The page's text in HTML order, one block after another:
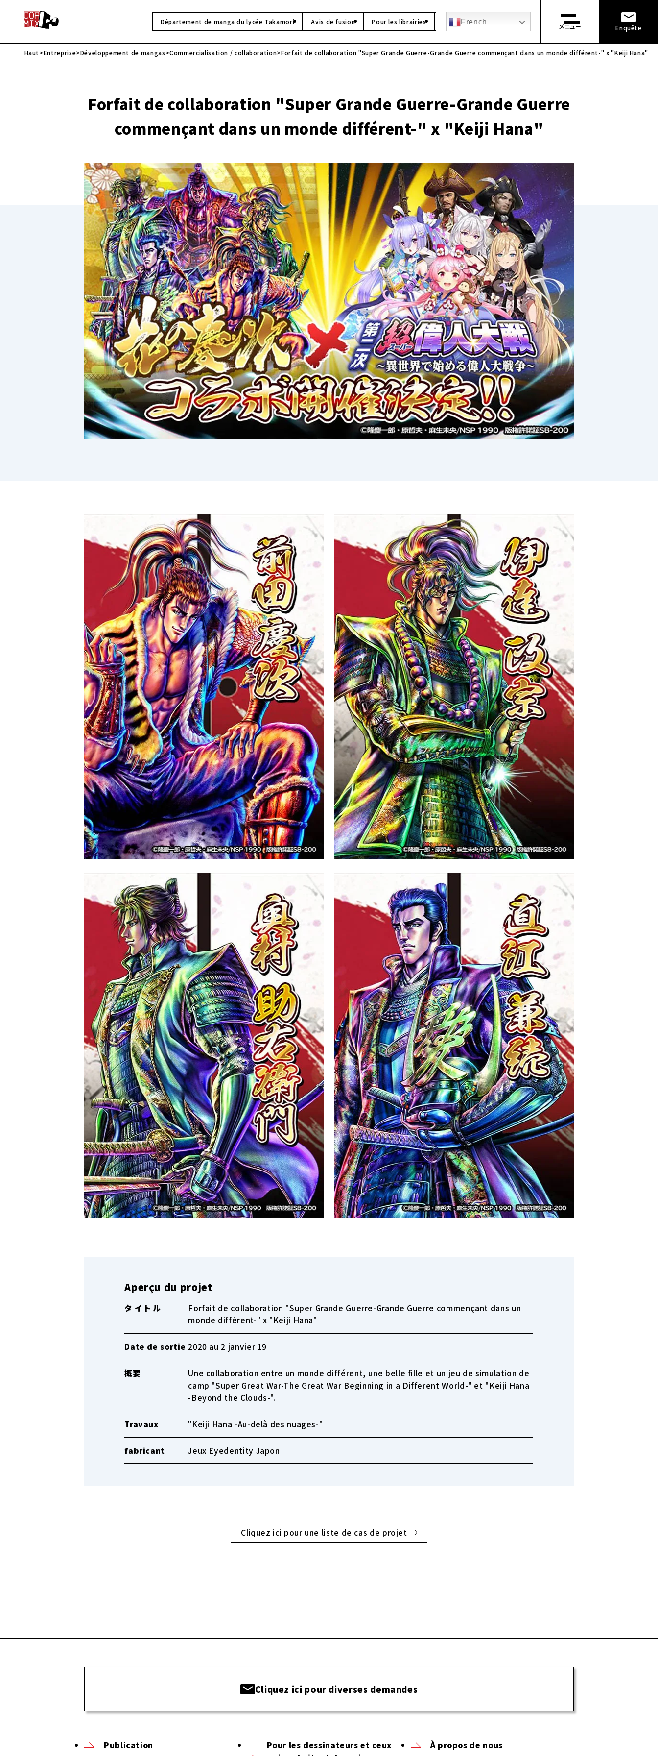
Département de manga du lycée Takamori Avis de fusion Pour les librairies 新 卒 採用 Recrutement en milieu de carrière
French
メニュー Enquête
Haut Entreprise Développement de mangas Commercialisation / collaboration Forfait de collaboration "Super Grande Guerre-Grande Guerre commençant dans un monde différent-" x "Keiji Hana"
Forfait de collaboration "Super Grande Guerre-Grande Guerre
commençant dans un monde différent-" x "Keiji Hana"
Aperçu du projet
タ イ ト ル
Forfait de collaboration "Super Grande Guerre-Grande Guerre commençant dans un
monde différent-" x "Keiji Hana"
Date de sortie 2020 au 2 janvier 19
概要
Une collaboration entre un monde différent, une belle fille et un jeu de simulation de
camp "Super Great War-The Great War Beginning in a Different World-" et "Keiji Hana
-Beyond the Clouds-".
Travaux "Keiji Hana -Au-delà des nuages-"
fabricant Jeux Eyedentity Japon
Cliquez ici pour une liste de cas de projet
Cliquez ici pour diverses demandes
Publication
Pour les dessinateurs et ceux
À propos de nous